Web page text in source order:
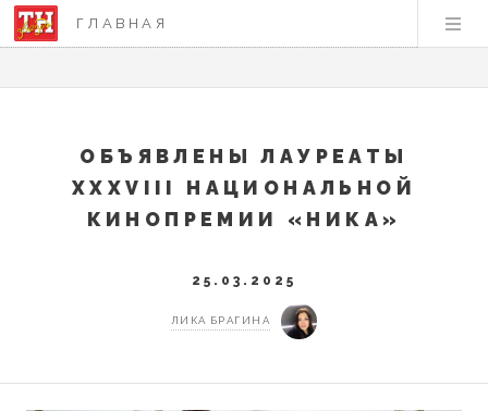
ГЛАВНАЯ
ОБЪЯВЛЕНЫ ЛАУРЕАТЫ
XXXVIII НАЦИОНАЛЬНОЙ
КИНОПРЕМИИ «НИКА»
25.03.2025
ЛИКА БРАГИНА